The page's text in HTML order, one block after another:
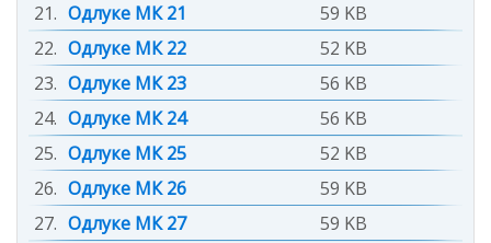
21. Одлуке МК 21
59 KB
22. Одлуке МК 22
52 KB
23. Одлуке МК 23
56 KB
24. Одлуке МК 24
56 KB
25. Одлуке МК 25
52 KB
26. Одлуке МК 26
59 KB
27. Одлуке МК 27
59 KB